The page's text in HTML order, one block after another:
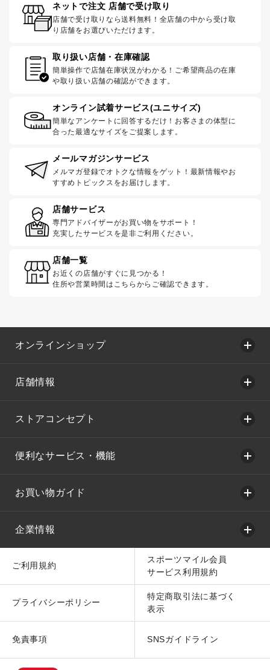
ネットで注文 店舗で受け取り
店舗で受け取りなら送料無料！全店舗の中から受け取
り店舗をお選びいただけます。
取り扱い店舗・在庫確認
簡単操作で店舗在庫状況がわかる！ご希望商品の在庫
や取り扱い店舗の確認ができます。
オンライン試着サービス(ユニサイズ)
簡単なアンケートに回答するだけ！お客さまの体型に
合った最適なサイズをご提案します。
メールマガジンサービス
メルマガ登録でオトクな情報をゲット！最新情報やお
すすめトピックスをお届けします。
店舗サービス
専門アドバイザーがお買い物をサポート！
充実したサービスを是非ご利用ください。
店舗一覧
お近くの店舗がすぐに見つかる！
住所や営業時間はこちらからご確認できます。
オンラインショップ
店舗情報
ストアコンセプト
便利なサービス・機能
お買い物ガイド
企業情報
ご利用規約
スポーツマイル会員
サービス利用規約
プライバシーポリシー
特定商取引法に基づく
表示
免責事項 SNSガイドライン